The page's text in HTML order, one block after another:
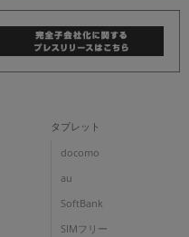
タブレット
docomo
au
SoftBank
SIMフリー